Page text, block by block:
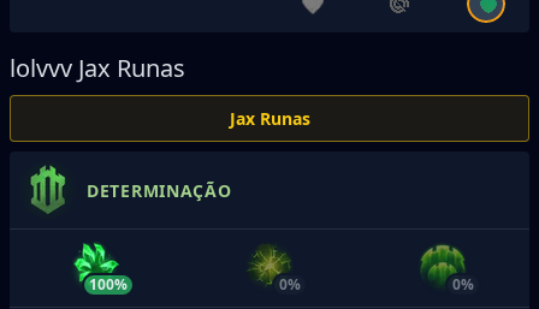
lolvvv Jax Runas
Jax Runas
DETERMINAÇÃO
100% 0% 0%